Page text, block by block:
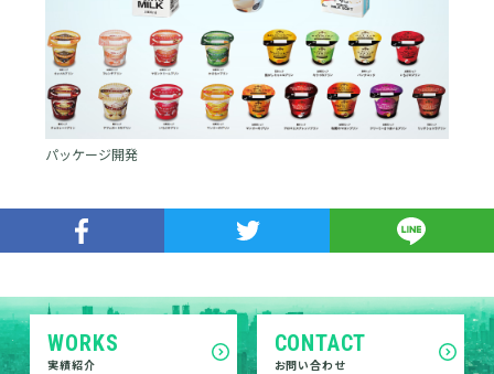
パッケージ開発
WORKS
実績紹介
CONTACT
お問い合わせ